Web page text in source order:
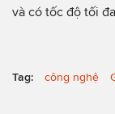
và có tốc độ tối
Tag: công nghệ